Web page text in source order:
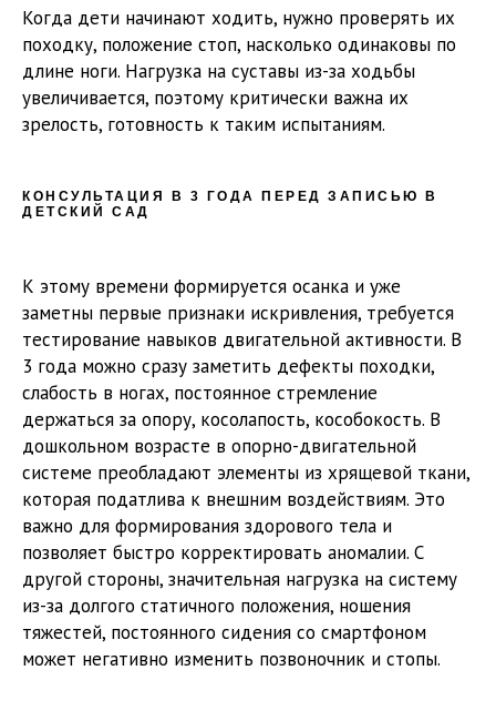
Когда дети начинают ходить, нужно проверять их
походку, положение стоп, насколько одинаковы по
длине ноги. Нагрузка на суставы из-за ходьбы
увеличивается, поэтому критически важна их
зрелость, готовность к таким испытаниям.
КОНСУЛЬТАЦИЯ В 3 ГОДА ПЕРЕД ЗАПИСЬЮ В
ДЕТСКИЙ САД
К этому времени формируется осанка и уже
заметны первые признаки искривления, требуется
тестирование навыков двигательной активности. В
3 года можно сразу заметить дефекты походки,
слабость в ногах, постоянное стремление
держаться за опору, косолапость, кособокость. В
дошкольном возрасте в опорно-двигательной
системе преобладают элементы из хрящевой ткани,
которая податлива к внешним воздействиям. Это
важно для формирования здорового тела и
позволяет быстро корректировать аномалии. С
другой стороны, значительная нагрузка на систему
из-за долгого статичного положения, ношения
тяжестей, постоянного сидения со смартфоном
может негативно изменить позвоночник и стопы.